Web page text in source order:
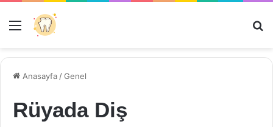
Menü
Anasayfa /Genel
Rüyada Diş